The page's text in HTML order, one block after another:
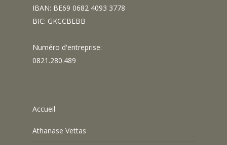
IBAN: BE69 0682 4093 3778
BIC: GKCCBEBB
Numéro d'entreprise:
0821.280.489
Accueil
Athanase Vettas